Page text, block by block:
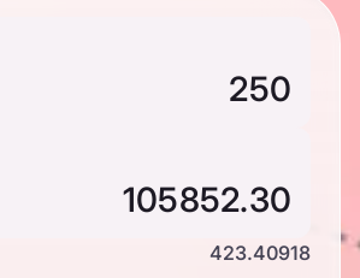
423.40918